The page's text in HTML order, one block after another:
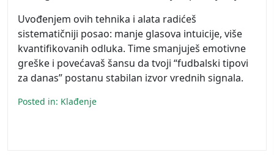
Uvođenjem ovih tehnika i alata radićeš
sistematičniji posao: manje glasova intuicije, više
kvantifikovanih odluka. Time smanjuješ emotivne
greške i povećavaš šansu da tvoji “fudbalski tipovi
za danas” postanu stabilan izvor vrednih signala.
Posted in: Klađenje